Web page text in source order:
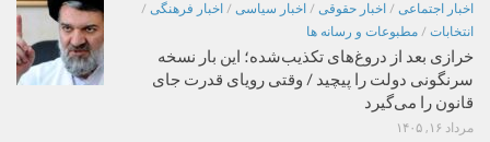
اخبار اجتماعی / اخبار حقوقی / اخبار سیاسی / اخبار فرهنگی /
انتخابات / مطبوعات و رسانه ها
خرازی بعد از دروغ‌های تکذیب‌شده؛ این بار نسخه
سرنگونی دولت را پیچید / وقتی رویای قدرت جای
قانون را می‌گیرد
مرداد ۱۶, ۱۴۰۵